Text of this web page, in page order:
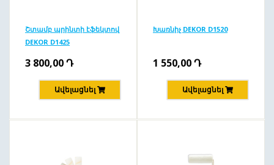
Շտամբ պրինտի էֆեկտով
DEKOR D1425
3 800,00Դ
Ավելացնել
Խառնիչ DEKOR D1520
1 550,00Դ
Ավելացնել